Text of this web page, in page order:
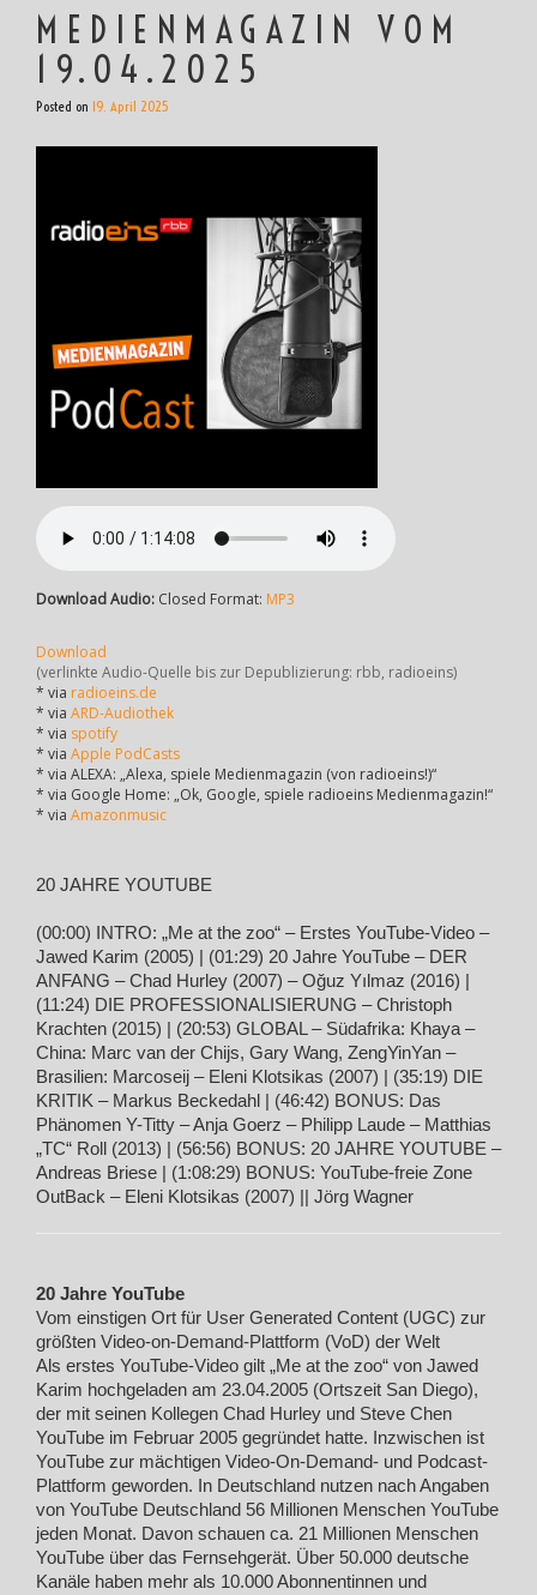
MEDIENMAGAZIN VOM
19.04.2025
Posted on 19. April 2025
Download Audio: Closed Format: MP3
Download
(verlinkte Audio-Quelle bis zur Depublizierung: rbb, radioeins)
* via radioeins.de
* via ARD-Audiothek
* via spotify
* via Apple PodCasts
* via ALEXA: „Alexa, spiele Medienmagazin (von radioeins!)“
* via Google Home: „Ok, Google, spiele radioeins Medienmagazin!“
* via Amazonmusic
20 JAHRE YOUTUBE
(00:00) INTRO: „Me at the zoo“ – Erstes YouTube-Video –
Jawed Karim (2005) | (01:29) 20 Jahre YouTube – DER
ANFANG – Chad Hurley (2007) – Oğuz Yılmaz (2016) |
(11:24) DIE PROFESSIONALISIERUNG – Christoph
Krachten (2015) | (20:53) GLOBAL – Südafrika: Khaya –
China: Marc van der Chijs, Gary Wang, ZengYinYan –
Brasilien: Marcoseij – Eleni Klotsikas (2007) | (35:19) DIE
KRITIK – Markus Beckedahl | (46:42) BONUS: Das
Phänomen Y-Titty – Anja Goerz – Philipp Laude – Matthias
„TC“ Roll (2013) | (56:56) BONUS: 20 JAHRE YOUTUBE –
Andreas Briese | (1:08:29) BONUS: YouTube-freie Zone
OutBack – Eleni Klotsikas (2007) || Jörg Wagner
20 Jahre YouTube
Vom einstigen Ort für User Generated Content (UGC) zur
größten Video-on-Demand-Plattform (VoD) der Welt
Als erstes YouTube-Video gilt „Me at the zoo“ von Jawed
Karim hochgeladen am 23.04.2005 (Ortszeit San Diego),
der mit seinen Kollegen Chad Hurley und Steve Chen
YouTube im Februar 2005 gegründet hatte. Inzwischen ist
YouTube zur mächtigen Video-On-Demand- und Podcast-
Plattform geworden. In Deutschland nutzen nach Angaben
von YouTube Deutschland 56 Millionen Menschen YouTube
jeden Monat. Davon schauen ca. 21 Millionen Menschen
YouTube über das Fernsehgerät. Über 50.000 deutsche
Kanäle haben mehr als 10.000 Abonnentinnen und